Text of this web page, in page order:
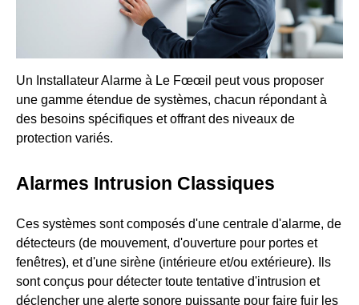
Un Installateur Alarme à Le Fœœil peut vous proposer
une gamme étendue de systèmes, chacun répondant à
des besoins spécifiques et offrant des niveaux de
protection variés.
Alarmes Intrusion Classiques
Ces systèmes sont composés d'une centrale d'alarme, de
détecteurs (de mouvement, d'ouverture pour portes et
fenêtres), et d'une sirène (intérieure et/ou extérieure). Ils
sont conçus pour détecter toute tentative d'intrusion et
déclencher une alerte sonore puissante pour faire fuir les